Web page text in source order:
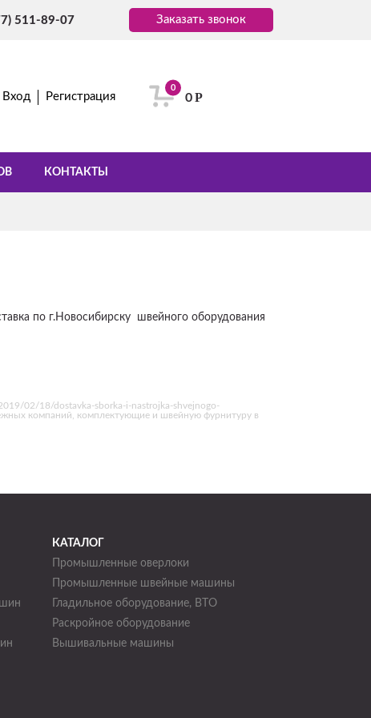
511-89-07 Заказать звонок
Вход Регистрация
0
0Р
КОНТАКТЫ
по г.Новосибирску швейного оборудования
02/18/dostavka-sborka-i-nastrojka-shvejnogo-
компаний, комплектующие и швейную фурнитуру в
КАТАЛОГ
Промышленные оверлоки
Промышленные швейные машины
Гладильное оборудование, ВТО
Раскройное оборудование
Вышивальные машины